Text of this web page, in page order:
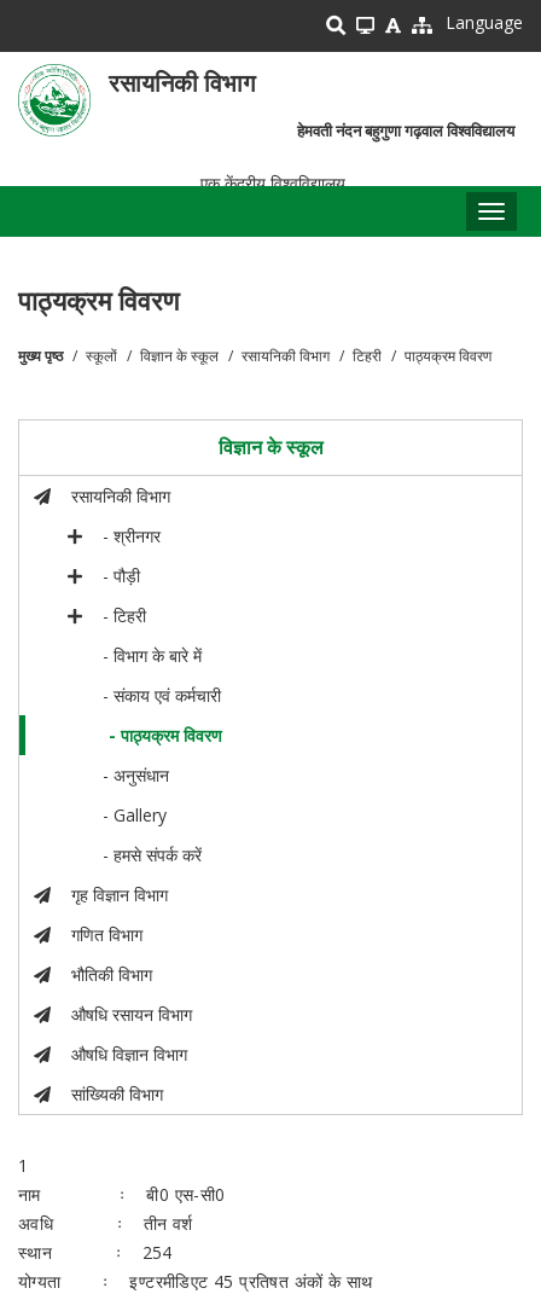
main
content
Language
रसायनिकी विभाग
हेमवती नंदन बहुगुणा गढ़वाल विश्वविद्यालय
एक केंद्रीय विश्वविद्यालय
पाठ्यक्रम विवरण
मुख्य पृष्ठ स्कूलों विज्ञान के स्कूल रसायनिकी विभाग टिहरी पाठ्यक्रम विवरण
विज्ञान के स्कूल
रसायनिकी विभाग
- श्रीनगर
- पौड़ी
- टिहरी
- विभाग के बारे में
- संकाय एवं कर्मचारी
- पाठ्यक्रम विवरण
- अनुसंधान
- Gallery
- हमसे संपर्क करें
गृह विज्ञान विभाग
गणित विभाग
भौतिकी विभाग
औषधि रसायन विभाग
औषधि विज्ञान विभाग
सांख्यिकी विभाग
1
नाम ः बी0 एस-सी0
अवधि ः तीन वर्श
स्थान ः 254
योग्यता ः इण्टरमीडिएट 45 प्रतिषत अंकों के साथ